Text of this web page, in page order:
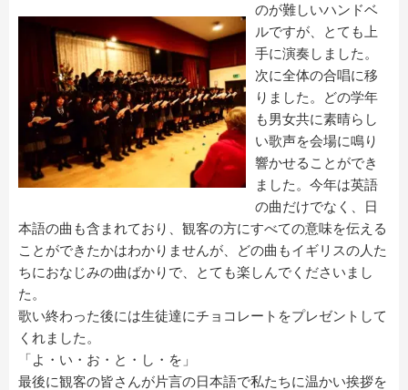
のが難しいハンドベ
ルですが、とても上
手に演奏しました。
次に全体の合唱に移
りました。どの学年
も男女共に素晴らし
い歌声を会場に鳴り
響かせることができ
ました。今年は英語
の曲だけでなく、日
本語の曲も含まれており、観客の方にすべての意味を伝える
ことができたかはわかりませんが、どの曲もイギリスの人た
ちにおなじみの曲ばかりで、とても楽しんでくださいまし
た。
歌い終わった後には生徒達にチョコレートをプレゼントして
くれました。
「よ・い・お・と・し・を」
最後に観客の皆さんが片言の日本語で私たちに温かい挨拶を